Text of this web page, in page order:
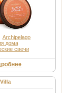
Archipelago
дома
свечи
Villa